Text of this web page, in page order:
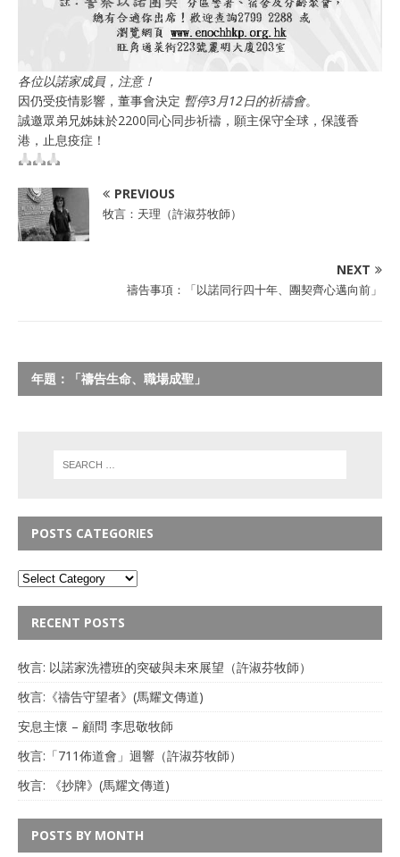
各位以諾家成員，注意！
因仍受疫情影響，董事會決定 暫停3月12日的祈禱會。
誠邀眾弟兄姊妹於2200同心同步祈禱，願主保守全球，保護香
港，止息疫症！
PREVIOUS
牧言：天理（許淑芬牧師）
NEXT
禱告事項：「以諾同行四十年、團契齊心邁向前」
年題：「禱告生命、職場成聖」
POSTS CATEGORIES
RECENT POSTS
牧言: 以諾家洗禮班的突破與未來展望（許淑芬牧師）
牧言:《禱告守望者》(馬耀文傳道)
安息主懷 – 顧問 李思敬牧師
牧言:「711佈道會」迴響（許淑芬牧師）
牧言: 《抄牌》(馬耀文傳道)
POSTS BY MONTH